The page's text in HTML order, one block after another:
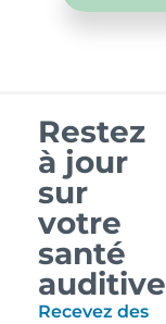
Restez
à jour
sur
votre
santé
auditive
Recevez des